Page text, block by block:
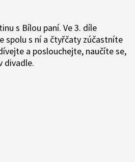
s Bílou paní. Ve 3. díle
spolu s ní a čtyřčaty zúčastníte
a poslouchejte, naučíte se,
divadle.